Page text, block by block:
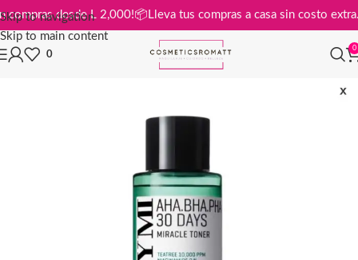
Skip to navigation
Skip to main content
en compras desde L 2,000! 📦Lleva tus compras a casa sin costo
0
0